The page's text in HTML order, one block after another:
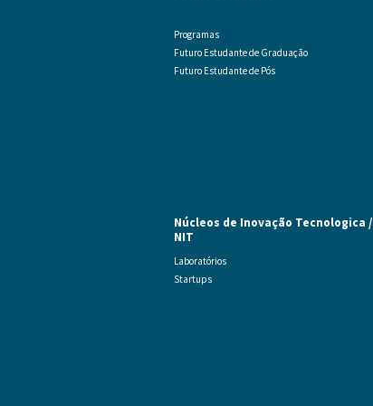
Programas
Futuro Estudante de Graduação
Futuro Estudante de Pós
Núcleos de Inovação Tecnologica /
NIT
Laboratórios
Startups